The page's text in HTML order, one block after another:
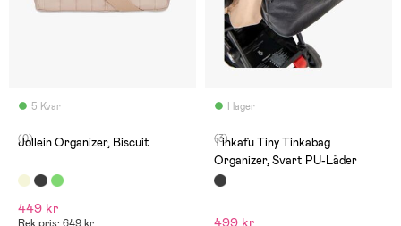
5 Kvar
(0)
Jollein Organizer, Biscuit
449 kr
I lager
(3)
Tinkafu Tiny Tinkabag
Organizer, Svart PU-Läder
499 kr